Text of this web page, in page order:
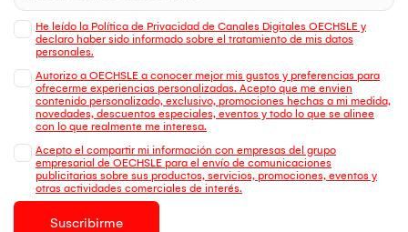
He leído la Política de Privacidad de Canales Digitales OECHSLE y
declaro haber sido informado sobre el tratamiento de mis datos
personales.
Autorizo a OECHSLE a conocer mejor mis gustos y preferencias para
ofrecerme experiencias personalizadas. Acepto que me envien
contenido personalizado, exclusivo, promociones hechas a mi medida,
novedades, descuentos especiales, eventos y todo lo que se alinee
con lo que realmente me interesa.
Acepto el compartir mi información con empresas del grupo
empresarial de OECHSLE para el envío de comunicaciones
publicitarias sobre sus productos, servicios, promociones, eventos y
otras actividades comerciales de interés.
Suscribirme